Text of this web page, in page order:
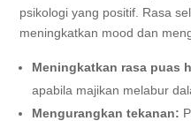
psikologi yang positif. Rasa
meningkatkan mood dan
Meningkatkan rasa puas
apabila majikan melabur
Mengurangkan tekanan: